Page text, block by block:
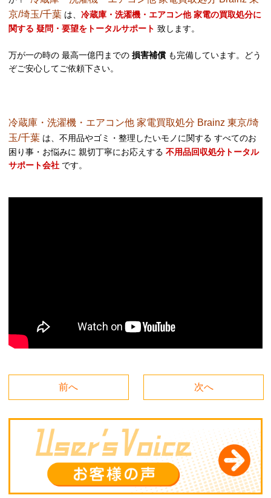
京/埼玉/千葉 は、 冷蔵庫・洗濯機・エアコン他 家電の買取処分に
関する 疑問・要望をトータルサポート 致します。
万が一の時の 最高一億円までの 損害補償 も完備しています。どう
ぞご安心してご依頼下さい。
冷蔵庫・洗濯機・エアコン他 家電買取処分 Brainz 東京/埼
玉/千葉 は、不用品やゴミ・整理したいモノに関する すべてのお
困り事・お悩みに 親切丁寧にお応えする 不用品回収処分トータル
サポート会社 です。
前へ 次へ